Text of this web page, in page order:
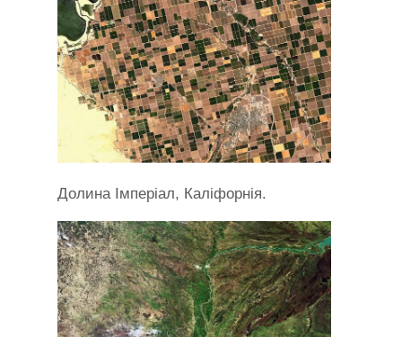
Долина Імперіал, Каліфорнія.